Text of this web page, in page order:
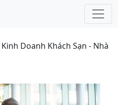
Doanh Khách Sạn - Nhà